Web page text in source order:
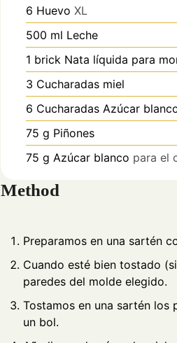
6 Huevo XL
500 ml Leche
1 brick Nata líquida para
3 Cucharadas miel
6 Cucharadas Azúcar
75 g Piñones
75 g Azúcar blanco para el
Method
Preparamos en una sartén
Cuando esté bien tostado
paredes del molde elegido.
Tostamos en una sartén los
un bol.